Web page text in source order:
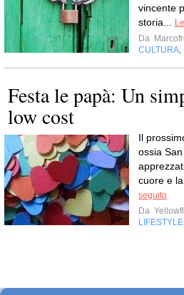
vincente
storia...
Da
CULTURA
Festa le papà: Un
low cost
Il
ossia
cuore e
seguito
Da
LIFESTYLE